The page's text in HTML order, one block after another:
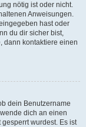
nötig ist oder nicht.
Anweisungen.
hast oder
du dir sicher bist,
dann kontaktiere einen
dein Benutzername
dich an einen
wurdest. Es ist